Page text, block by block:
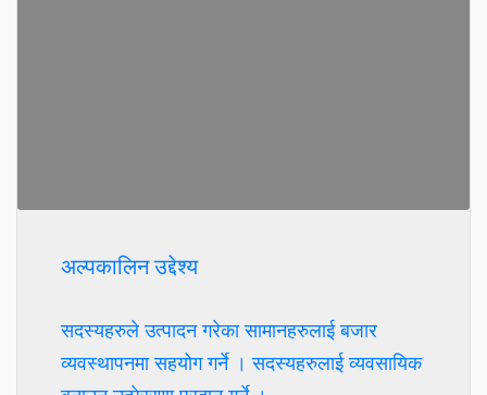
अल्पकालिन उद्देश्य
सदस्यहरुले उत्पादन गरेका सामानहरुलाई बजार
व्यवस्थापनमा सहयोग गर्ने । सदस्यहरुलाई व्यवसायिक